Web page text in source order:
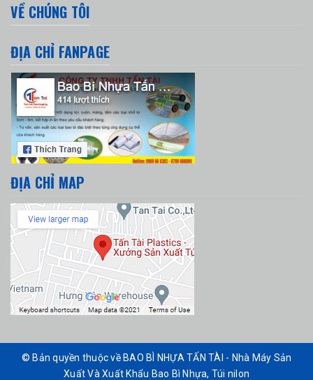
VỀ CHÚNG TÔI
ĐỊA CHỈ FANPAGE
ĐỊA CHỈ MAP
© Bản quyền thuộc về BAO BÌ NHỰA TẤN TÀI - Nhà Máy Sản
Xuất Và Xuất Khẩu Bao Bì Nhựa, Túi nilon